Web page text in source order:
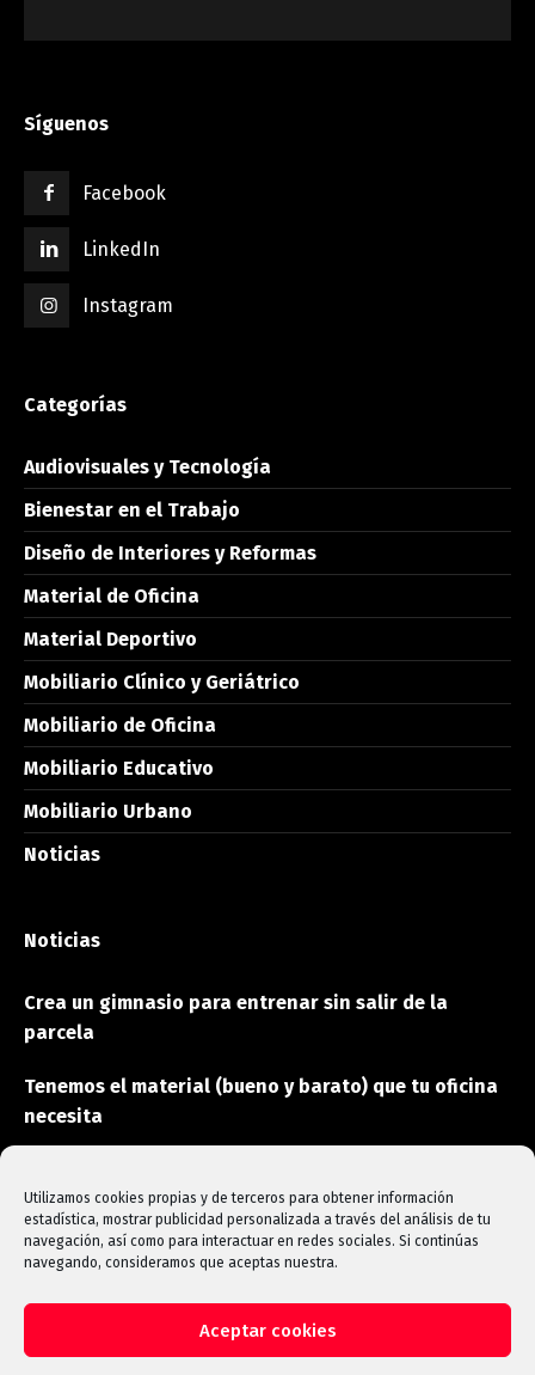
Utilizamos cookies propias y de terceros para obtener información
estadística, mostrar publicidad personalizada a través del análisis de tu
navegación, así como para interactuar en redes sociales. Si continúas
navegando, consideramos que aceptas nuestra.
Aceptar cookies
Síguenos
Facebook
LinkedIn
Instagram
Categorías
Audiovisuales y Tecnología
Bienestar en el Trabajo
Diseño de Interiores y Reformas
Material de Oficina
Material Deportivo
Mobiliario Clínico y Geriátrico
Mobiliario de Oficina
Mobiliario Educativo
Mobiliario Urbano
Noticias
Noticias
Crea un gimnasio para entrenar sin salir de la
parcela
Tenemos el material (bueno y barato) que tu oficina
necesita
rehabilitación
Copyright © 2025 SOINVA S.L. Todos los derechos reservados -